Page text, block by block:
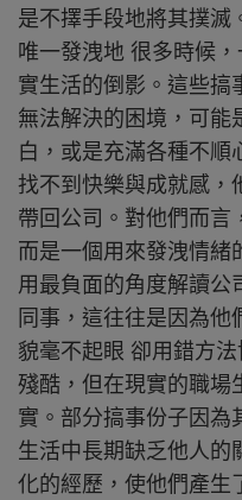
是不擇手段地將其撲滅
唯一發洩地 很多時候
實生活的倒影。這些搞
無法解決的困境，可能
白，或是充滿各種不順
找不到快樂與成就感，
帶回公司。對他們而言
而是一個用來發洩情緒
用最負面的角度解讀公
同事，這往往是因為他
貌毫不起眼 卻用錯方
殘酷，但在現實的職場
實。部分搞事份子因為
生活中長期缺乏他人的
化的經歷，使他們產生